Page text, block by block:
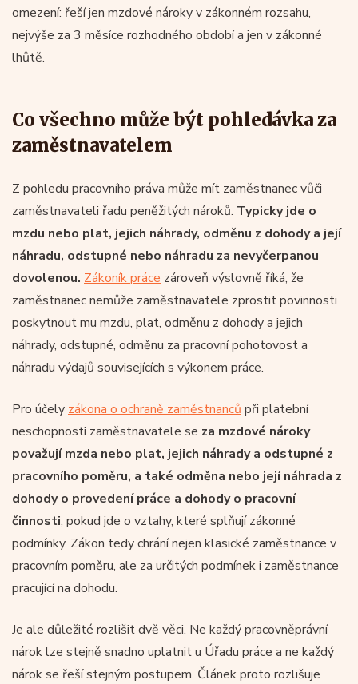
omezení: řeší jen mzdové nároky v zákonném rozsahu,
nejvýše za 3 měsíce rozhodného období a jen v zákonné
lhůtě.
Co všechno může být pohledávka za
zaměstnavatelem
Z pohledu pracovního práva může mít zaměstnanec vůči
zaměstnavateli řadu peněžitých nároků. Typicky jde o
mzdu nebo plat, jejich náhrady, odměnu z dohody a její
náhradu, odstupné nebo náhradu za nevyčerpanou
dovolenou. Zákoník práce zároveň výslovně říká, že
zaměstnanec nemůže zaměstnavatele zprostit povinnosti
poskytnout mu mzdu, plat, odměnu z dohody a jejich
náhrady, odstupné, odměnu za pracovní pohotovost a
náhradu výdajů souvisejících s výkonem práce.
Pro účely zákona o ochraně zaměstnanců při platební
neschopnosti zaměstnavatele se za mzdové nároky
považují mzda nebo plat, jejich náhrady a odstupné z
pracovního poměru, a také odměna nebo její náhrada z
dohody o provedení práce a dohody o pracovní
činnosti, pokud jde o vztahy, které splňují zákonné
podmínky. Zákon tedy chrání nejen klasické zaměstnance v
pracovním poměru, ale za určitých podmínek i zaměstnance
pracující na dohodu.
Je ale důležité rozlišit dvě věci. Ne každý pracovněprávní
nárok lze stejně snadno uplatnit u Úřadu práce a ne každý
nárok se řeší stejným postupem. Článek proto rozlišuje